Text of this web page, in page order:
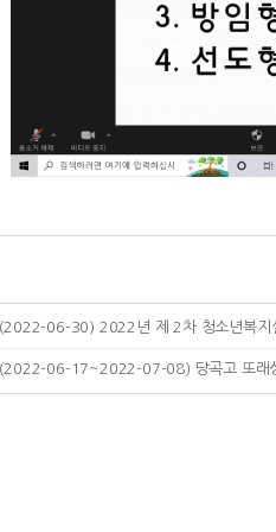
(2022-06-30) 2022년 제 2차 청소년복지
(2022-06-17~2022-07-08) 당곡고 또래